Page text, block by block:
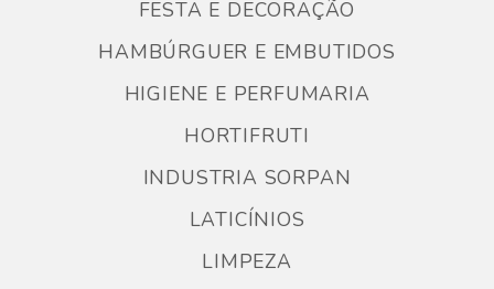
FESTA E DECORAÇÃO
HAMBÚRGUER E EMBUTIDOS
HIGIENE E PERFUMARIA
HORTIFRUTI
INDUSTRIA SORPAN
LATICÍNIOS
LIMPEZA